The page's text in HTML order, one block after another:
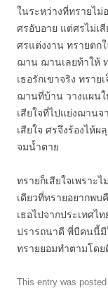
ในระหว่างที่ทรายไ
ศรอับอาย แต่ศรไม่เ
ศรแต่งงาน ทรายตก
ฌาน ฌานเลยท้าให้
เธอรักเขาจริง ทราย
ฌานที่บ้าน วางแผนใ
เสียใจที่ไปแย่งฌานจ
เสียใจ ศรจึงร้องไห้ผ
จมน้ำตาย
ทรายก็เสียใจเพราะ
เดียวที่ทรายอยากพบ
เธอไปจากประเทศไ
ปรารถนาดี พี่บีคนนี้มี
ทรายยอมทำตามโดย
This entry was